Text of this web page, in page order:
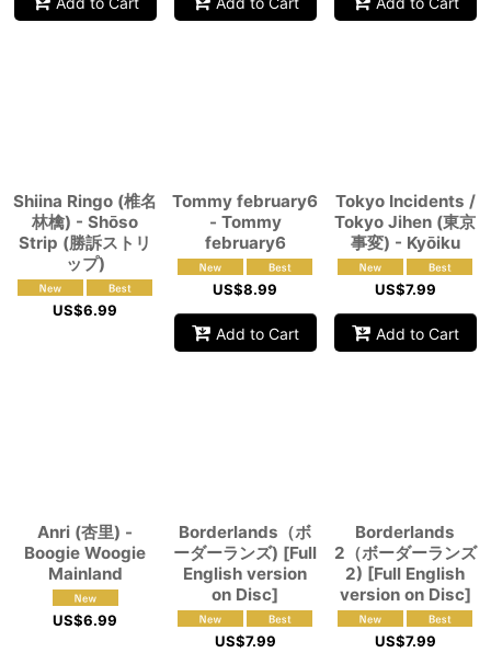
Shiina Ringo (椎名
林檎) - Shōso
Strip (勝訴ストリ
ップ)
US$6.99
Tommy february6
- Tommy
february6
US$8.99
Add to Cart
Tokyo Incidents /
Tokyo Jihen (東京
事変) - Kyōiku
US$7.99
Add to Cart
Anri (杏里) -
Boogie Woogie
Mainland
US$6.99
Borderlands（ボ
ーダーランズ) [Full
English version
on Disc]
US$7.99
Borderlands
2（ボーダーランズ
2) [Full English
version on Disc]
US$7.99